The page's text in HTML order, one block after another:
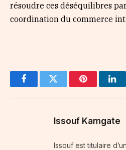
résoudre ces déséquilibres
coordination du commerce
FacebookTwitter Pinterest
Issouf Kamgate
Issouf est titulaire